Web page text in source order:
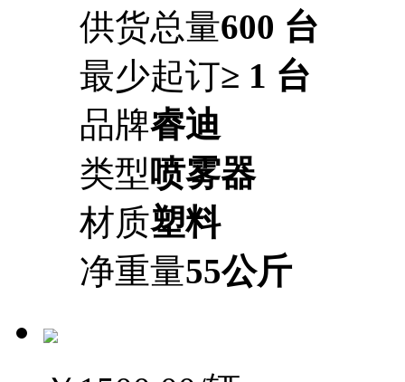
供货总量600 台
最少起订≥ 1 台
品牌睿迪
类型喷雾器
材质塑料
净重量55公斤